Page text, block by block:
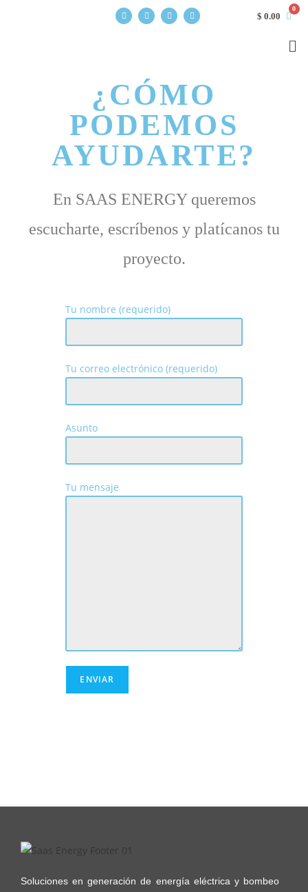
$ 0.00
¿CÓMO
PODEMOS
AYUDARTE?
En SAAS ENERGY queremos
escucharte, escríbenos y platícanos tu
proyecto.
Tu nombre (requerido)
Tu correo electrónico (requerido)
Asunto
Tu mensaje
Soluciones en generación de energía eléctrica y bombeo